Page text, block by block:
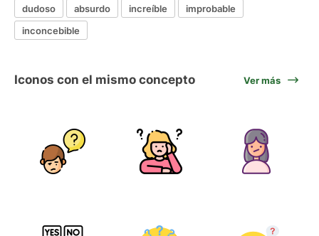
dudoso absurdo increíble
improbable
inconcebible
Iconos con el mismo concepto Ver más